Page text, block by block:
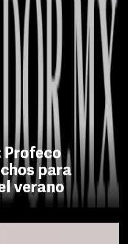
Profeco
para
verano